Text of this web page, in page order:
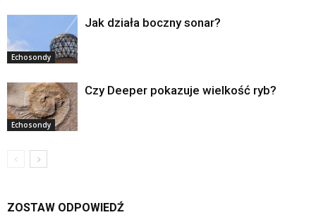
Echosondy
Jak działa boczny sonar?
Echosondy
Czy Deeper pokazuje wielkość ryb?
ZOSTAW ODPOWIEDŹ